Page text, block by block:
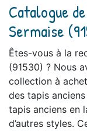
Catalogue
Sermaise
Êtes-vous à la
(91530) ? Nous
collection à
des tapis
tapis anciens en
d’autres styles.